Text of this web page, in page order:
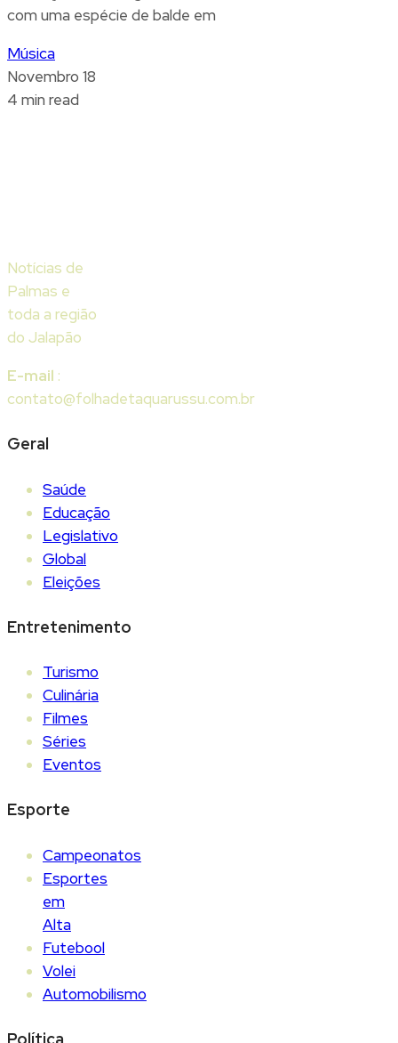
com uma espécie de balde em
Música
Novembro 18
4 min read
Notícias de
Palmas e
toda a região
do Jalapão
E-mail :
contato@folhadetaquarussu.com.br
Geral
Saúde
Educação
Legislativo
Global
Eleições
Entretenimento
Turismo
Culinária
Filmes
Séries
Eventos
Esporte
Campeonatos
Esportes
em
Alta
Futebool
Volei
Automobilismo